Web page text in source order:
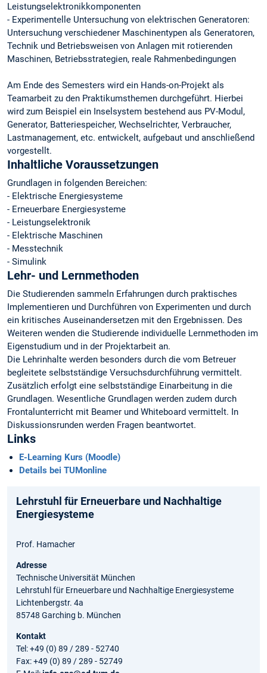
Leistungselektronikkomponenten
- Experimentelle Untersuchung von elektrischen Generatoren:
Untersuchung verschiedener Maschinentypen als Generatoren,
Technik und Betriebsweisen von Anlagen mit rotierenden
Maschinen, Betriebsstrategien, reale Rahmenbedingungen
Am Ende des Semesters wird ein Hands-on-Projekt als
Teamarbeit zu den Praktikumsthemen durchgeführt. Hierbei
wird zum Beispiel ein Inselsystem bestehend aus PV-Modul,
Generator, Batteriespeicher, Wechselrichter, Verbraucher,
Lastmanagement, etc. entwickelt, aufgebaut und anschließend
vorgestellt.
Inhaltliche Voraussetzungen
Grundlagen in folgenden Bereichen:
- Elektrische Energiesysteme
- Erneuerbare Energiesysteme
- Leistungselektronik
- Elektrische Maschinen
- Messtechnik
- Simulink
Lehr- und Lernmethoden
Die Studierenden sammeln Erfahrungen durch praktisches
Implementieren und Durchführen von Experimenten und durch
ein kritisches Auseinandersetzen mit den Ergebnissen. Des
Weiteren wenden die Studierende individuelle Lernmethoden im
Eigenstudium und in der Projektarbeit an.
Die Lehrinhalte werden besonders durch die vom Betreuer
begleitete selbstständige Versuchsdurchführung vermittelt.
Zusätzlich erfolgt eine selbstständige Einarbeitung in die
Grundlagen. Wesentliche Grundlagen werden zudem durch
Frontalunterricht mit Beamer und Whiteboard vermittelt. In
Diskussionsrunden werden Fragen beantwortet.
Links
E-Learning Kurs (Moodle)
Details bei TUMonline
Lehrstuhl für Erneuerbare und Nachhaltige
Energiesysteme
Prof. Hamacher
Adresse
Technische Universität München
Lehrstuhl für Erneuerbare und Nachhaltige Energiesysteme
Lichtenbergstr. 4a
85748 Garching b. München
Kontakt
Tel: +49 (0) 89 / 289 - 52740
Fax: +49 (0) 89 / 289 - 52749